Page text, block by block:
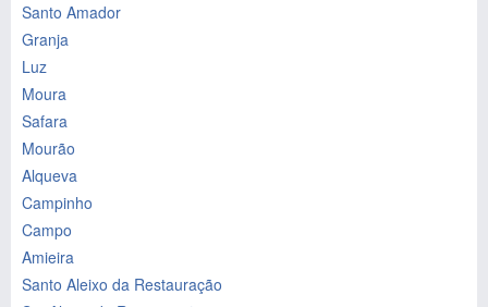
Santo Amador
Granja
Luz
Moura
Safara
Mourão
Alqueva
Campinho
Campo
Amieira
Santo Aleixo da Restauração